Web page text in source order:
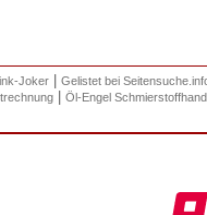
Joker
Gelistet bei
Öl-Engel